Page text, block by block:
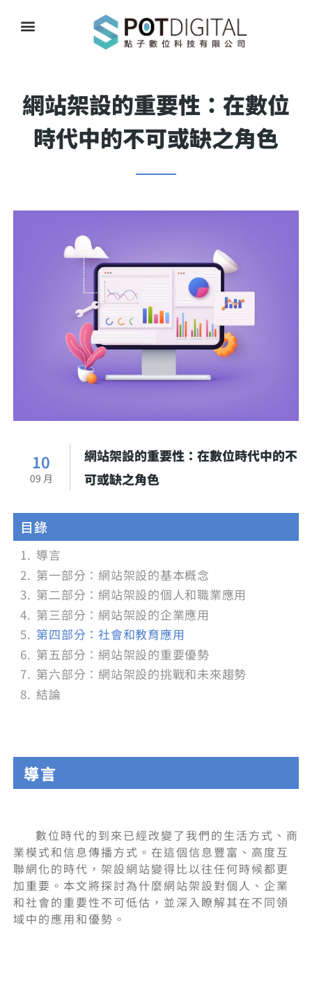
網站架設的重要性：在數位
時代中的不可或缺之角色
10
09 月
網站架設的重要性：在數位時代中的不
可或缺之角色
目錄
導言
第一部分：網站架設的基本概念
第二部分：網站架設的個人和職業應用
第三部分：網站架設的企業應用
第四部分：社會和教育應用
第五部分：網站架設的重要優勢
第六部分：網站架設的挑戰和未來趨勢
結論
導言
數位時代的到來已經改變了我們的生活方式、商
業模式和信息傳播方式。在這個信息豐富、高度互
聯網化的時代，架設網站變得比以往任何時候都更
加重要。本文將探討為什麼網站架設對個人、企業
和社會的重要性不可低估，並深入瞭解其在不同領
域中的應用和優勢。